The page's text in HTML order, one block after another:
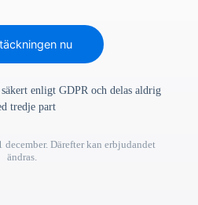
nu
enligt GDPR och delas aldrig
tredje part
Därefter kan erbjudandet
ändras.